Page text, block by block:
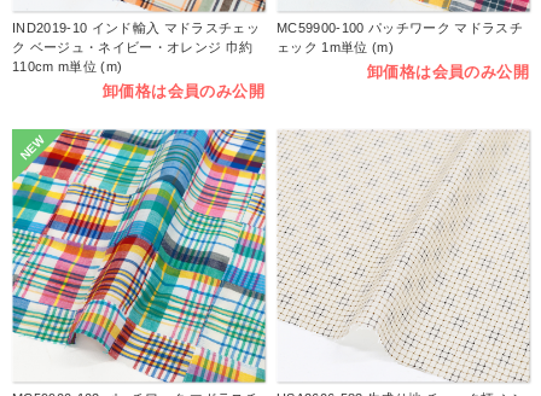
IND2019-10 インド輸入 マドラスチェッ
ク ベージュ・ネイビー・オレンジ 巾約
110cm m単位 (m)
卸価格は会員のみ公開
MC59900-100 パッチワーク マドラスチ
ェック 1m単位 (m)
卸価格は会員のみ公開
NEW